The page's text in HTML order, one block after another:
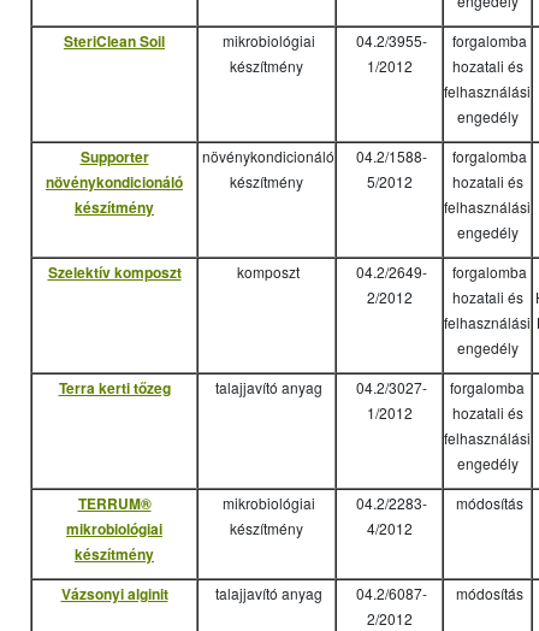
SteriClean Soil
mikrobiológiai
készítmény
04.2/3955-
1/2012
forgalomba
hozatali és
felhasználási
engedély
Supporter
növénykondicionáló
készítmény
növénykondicionáló
készítmény
04.2/1588-
5/2012
forgalomba
hozatali és
felhasználási
engedély
Szelektív komposzt komposzt
04.2/2649-
2/2012
forgalomba
hozatali és
felhasználási
engedély
Terra kerti tőzeg talajjavító anyag
04.2/3027-
1/2012
forgalomba
hozatali és
felhasználási
engedély
TERRUM®
mikrobiológiai
készítmény
mikrobiológiai
készítmény
04.2/2283-
4/2012
módosítás
Vázsonyi alginit talajjavító anyag
04.2/6087-
2/2012
módosítás